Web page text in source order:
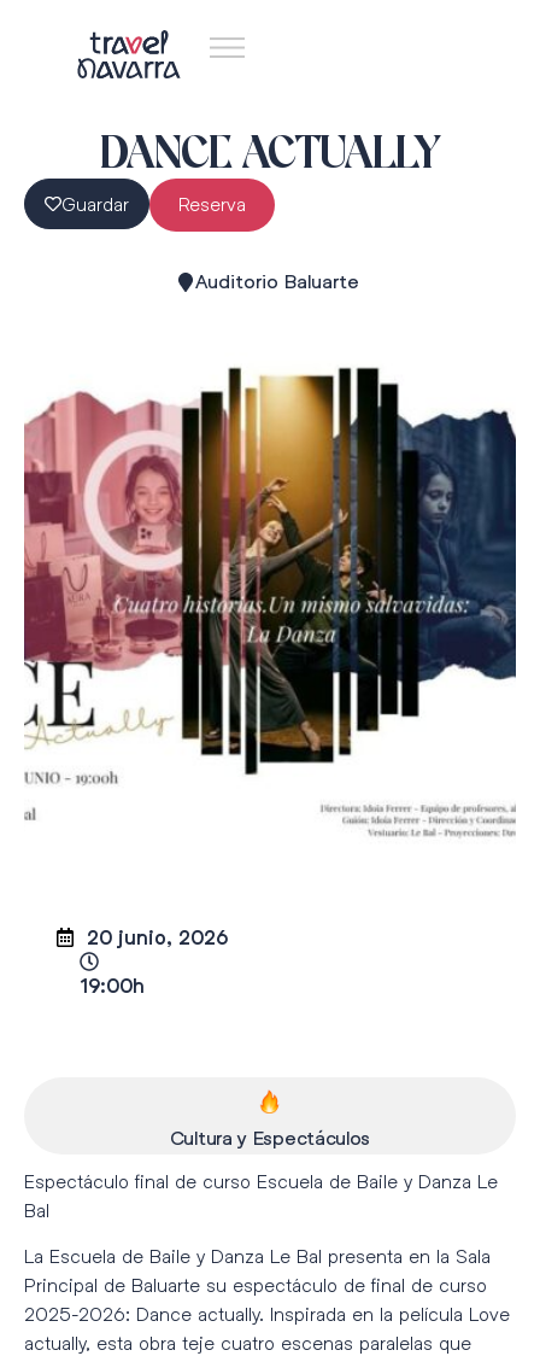
DANCE ACTUALLY
Guardar Reserva
Auditorio Baluarte
20 junio, 2026
19:00h
Cultura y Espectáculos
Espectáculo final de curso Escuela de Baile y Danza Le
Bal
La Escuela de Baile y Danza Le Bal presenta en la Sala
Principal de Baluarte su espectáculo de final de curso
2025-2026: Dance actually. Inspirada en la película Love
actually, esta obra teje cuatro escenas paralelas que